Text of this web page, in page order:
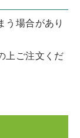
う場合があり
上ご注文くだ